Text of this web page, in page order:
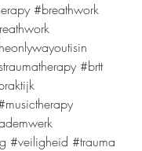
#breathwork
#brtt
#veiligheid #trauma